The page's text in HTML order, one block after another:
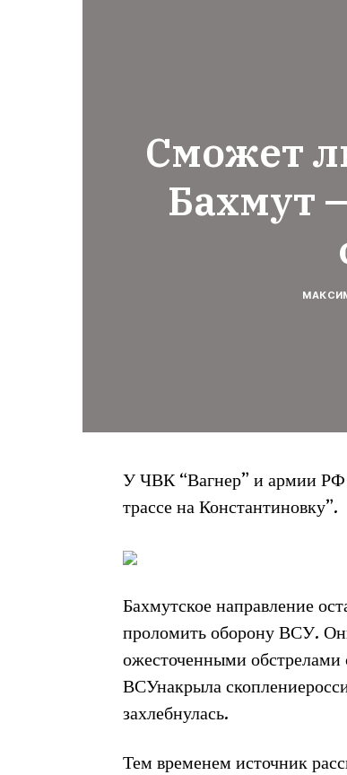
Сможет
Бахмут
У ЧВК “Вагнер” и армии РФ
трассе на Константиновку”.
Бахмутское направление
проломить оборону ВСУ.
ожесточенными обстрелами
ВСУнакрыла
захлебнулась.
Тем временем источник